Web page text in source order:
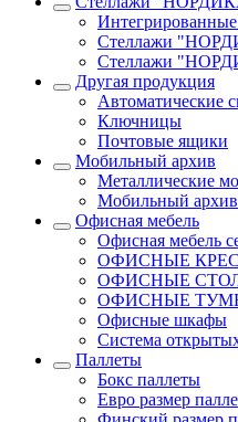
Стеллажи
Стеллажи
Другая продукция
Автоматические
Ключницы
Почтовые ящики
Мобильный архив
Металлические
Мобильный
Офисная мебель
Офисная мебель
ОФИСНЫЕ
ОФИСНЫЕ
ОФИСНЫЕ
Офисные шкафы
Система
Паллеты
Бокс паллеты
Евро размер